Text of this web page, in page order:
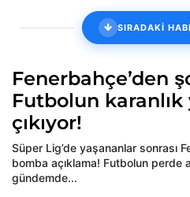
SIRADAKİ
Fenerbahçe’den
Futbolun
çıkıyor!
Süper Lig’de yaşananlar sonrası
bomba açıklama! Futbolun perde
gündemde...